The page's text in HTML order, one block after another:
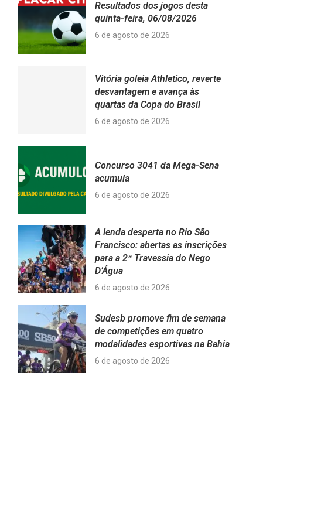
Resultados dos jogos desta
quinta-feira, 06/08/2026
6 de agosto de 2026
Vitória goleia Athletico, reverte
desvantagem e avança às
quartas da Copa do Brasil
6 de agosto de 2026
Concurso 3041 da Mega-Sena
acumula
6 de agosto de 2026
A lenda desperta no Rio São
Francisco: abertas as inscrições
para a 2ª Travessia do Nego
D’Água
6 de agosto de 2026
Sudesb promove fim de semana
de competições em quatro
modalidades esportivas na Bahia
6 de agosto de 2026